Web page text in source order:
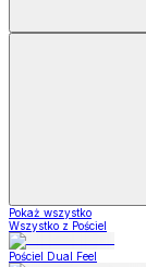
Pokaż wszystko
Wszystko z Pościel
Pościel Dual Feel